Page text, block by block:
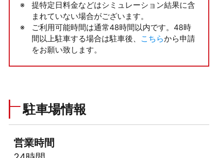
提特定日料金などはシミュレーション結果に含
まれていない場合がございます。
ご利用可能時間は通常48時間以内です。48時
間以上駐車する場合は駐車後、
こちらから申請
をお願い致します。
駐車場情報
営業時間